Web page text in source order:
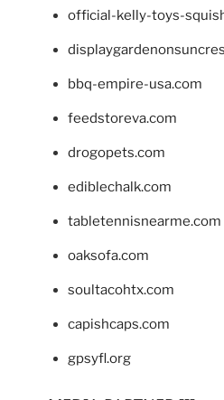
official-kelly-toys-
bbq-empire-usa.com
feedstoreva.com
drogopets.com
ediblechalk.com
tabletennisnearme.com
oaksofa.com
soultacohtx.com
capishcaps.com
gpsyfl.org